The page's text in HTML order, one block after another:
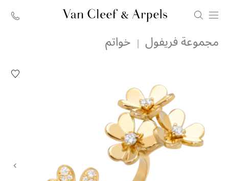
الرئيسية
آربلز
مجموعة فريفول خواتم
قائمة